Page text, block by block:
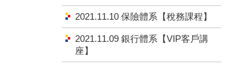
2021.11.10 保險體系【稅務課程】
2021.11.09 銀行體系【VIP客戶講
座】